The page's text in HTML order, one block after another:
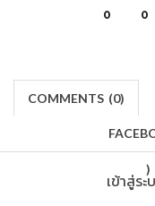
0 0
COMMENTS (0)
)
เข้าสู่ร